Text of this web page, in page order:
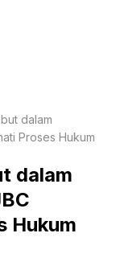
dalam
Proses Hukum
dalam
Hukum